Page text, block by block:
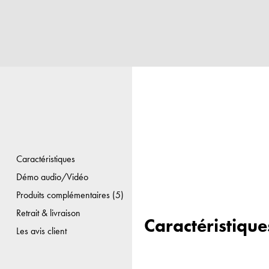
Caractéristiques
Démo audio/Vidéo
Produits complémentaires (5)
Retrait & livraison
Les avis client